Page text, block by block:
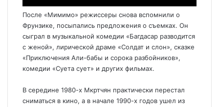
После «Мимимо» режиссеры снова вспомнили о
Фрунзике, посыпались предложения о съемках. Он
сыграл в музыкальной комедии «Багдасар разводится
с женой», лирической драме «Солдат и слон», сказке
«Приключения Али-бабы и сорока разбойников»,
комедии «Суета сует» и других фильмах.
В середине 1980-х Мкртчян практически перестал
сниматься в кино, а в начале 1990-х годов ушел из